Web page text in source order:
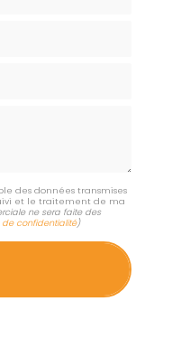
des données transmises
et le traitement de ma
ne sera faite des
confidentialité)